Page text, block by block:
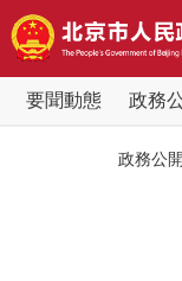
要聞動態 政務
政務公開